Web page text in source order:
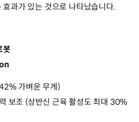
과가 있는 것으로 나타났습니다.
봇
가벼운 무게)
보조 (상반신 근육 활성도 최대 30%